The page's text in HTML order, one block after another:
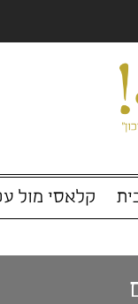
מול עכשווי